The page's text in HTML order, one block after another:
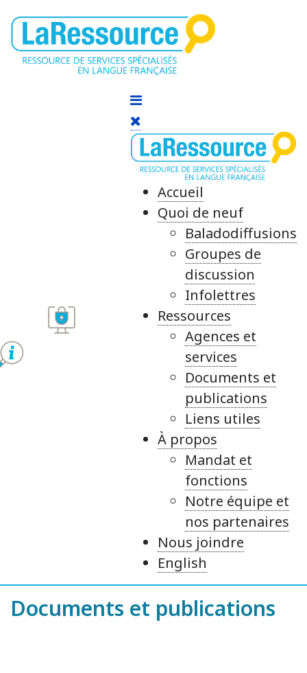
Accueil
Quoi de neuf
Baladodiffusions
Groupes de
discussion
Infolettres
Ressources
Agences et
services
Documents et
publications
Liens utiles
À propos
Mandat et
fonctions
Notre équipe et
nos partenaires
Nous joindre
English
Documents et publications